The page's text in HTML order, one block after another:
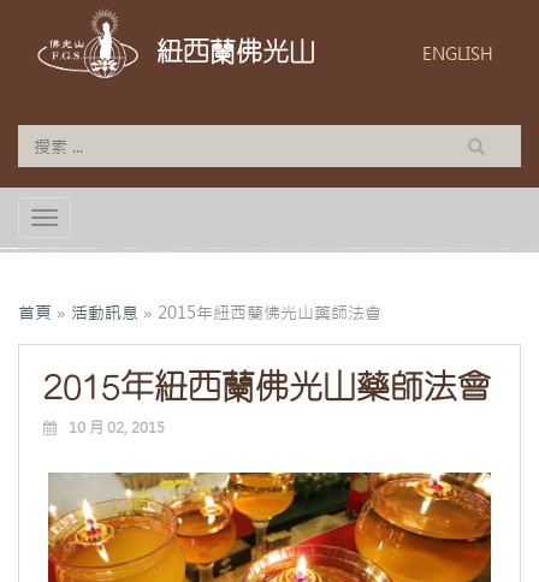
紐西蘭佛光山 ENGLISH
TOGGLE NAVIGATION
首頁 » 活動訊息 » 2015年紐西蘭佛光山藥師法會
2015年紐西蘭佛光山藥師法會
10 月 02, 2015